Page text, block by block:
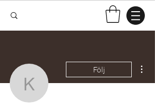
Kimberly Kaplan
Följ